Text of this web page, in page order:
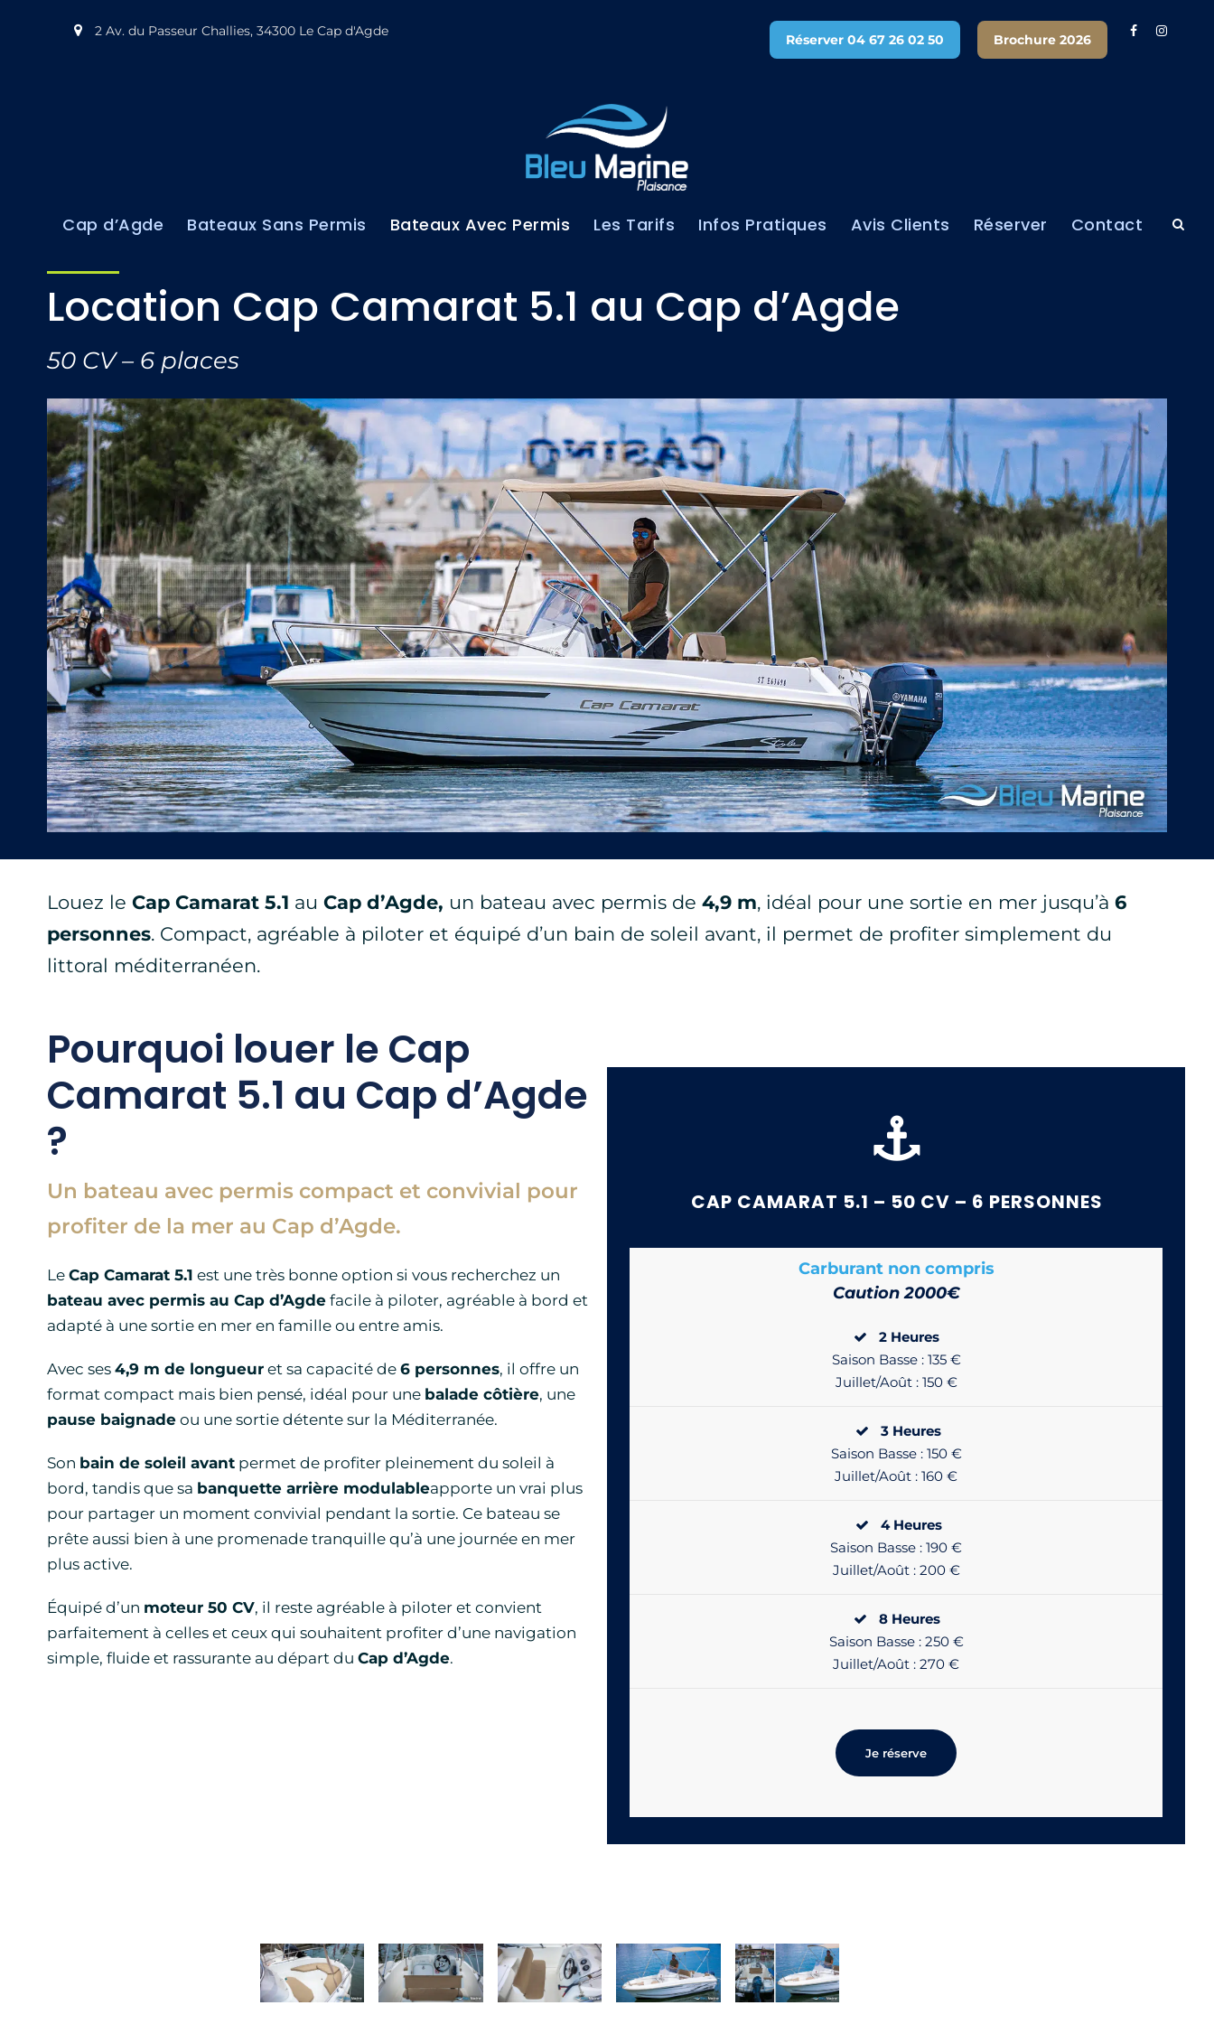
2 Av. du Passeur Challies, 34300 Le Cap d'Agde
Réserver 04 67 26 02 50 Brochure 2026
Cap d’Agde Bateaux Sans Permis Bateaux Avec Permis Les Tarifs Infos Pratiques Avis Clients Réserver Contact
Location Cap Camarat 5.1 au Cap d’Agde
50 CV – 6 places
Louez le Cap Camarat 5.1 au Cap d’Agde, un bateau avec permis de 4,9 m, idéal pour une sortie en mer jusqu’à 6
personnes. Compact, agréable à piloter et équipé d’un bain de soleil avant, il permet de profiter simplement du
littoral méditerranéen.
Pourquoi louer le Cap
Camarat 5.1 au Cap d’Agde
?
Un bateau avec permis compact et convivial pour
profiter de la mer au Cap d’Agde.
Le Cap Camarat 5.1 est une très bonne option si vous recherchez un
bateau avec permis au Cap d’Agde facile à piloter, agréable à bord et
adapté à une sortie en mer en famille ou entre amis.
Avec ses 4,9 m de longueur et sa capacité de 6 personnes, il offre un
format compact mais bien pensé, idéal pour une balade côtière, une
pause baignade ou une sortie détente sur la Méditerranée.
Son bain de soleil avant permet de profiter pleinement du soleil à
bord, tandis que sa banquette arrière modulableapporte un vrai plus
pour partager un moment convivial pendant la sortie. Ce bateau se
prête aussi bien à une promenade tranquille qu’à une journée en mer
plus active.
Équipé d’un moteur 50 CV, il reste agréable à piloter et convient
parfaitement à celles et ceux qui souhaitent profiter d’une navigation
simple, fluide et rassurante au départ du Cap d’Agde.
CAP CAMARAT 5.1 – 50 CV – 6 PERSONNES
Carburant non compris
Caution 2000€
2 Heures
Saison Basse : 135 €
Juillet/Août : 150 €
3 Heures
Saison Basse : 150 €
Juillet/Août : 160 €
4 Heures
Saison Basse : 190 €
Juillet/Août : 200 €
8 Heures
Saison Basse : 250 €
Juillet/Août : 270 €
Je réserve